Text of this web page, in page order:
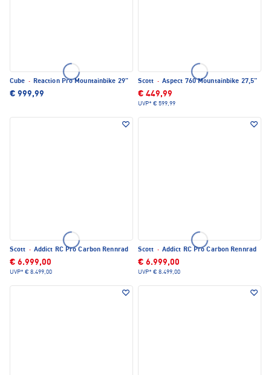
Cube · Reaction Pro Mountainbike 29"
€ 999,99
Scott · Aspect 760 Mountainbike 27,5"
€ 449,99
UVP* € 599,99
Scott · Addict RC Pro Carbon Rennrad
€ 6.999,00
UVP* € 8.499,00
Scott · Addict RC Pro Carbon Rennrad
€ 6.999,00
UVP* € 8.499,00